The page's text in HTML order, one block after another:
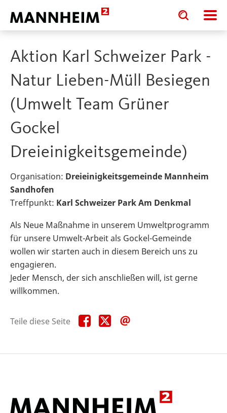
Toggle
search
input
Toggle
search
input
Aktion Karl Schweizer Park -
Natur Lieben-Müll Besiegen
(Umwelt Team Grüner
Gockel
Dreieinigkeitsgemeinde)
Organisation: Dreieinigkeitsgemeinde Mannheim
Sandhofen
Treffpunkt: Karl Schweizer Park Am Denkmal
Als Neue Maßnahme in unserem Umweltprogramm
für unsere Umwelt-Arbeit als Gockel-Gemeinde
wollen wir starten auch in diesem Bereich uns zu
engagieren.
Jeder Mensch, der sich anschließen will, ist gerne
willkommen.
Teile diese Seite Teile
diese
Teile
diese